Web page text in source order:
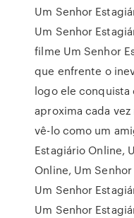
Um Senhor
Um Senhor
filme Um Senhor
que enfrente o
logo ele conquista
aproxima cada vez
vê-lo como um
Estagiário Online,
Online, Um
Um Senhor
Um Senhor